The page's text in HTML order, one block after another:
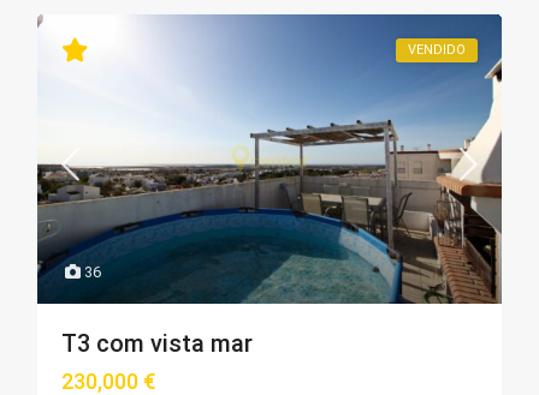
36
VENDIDO
T3 com vista mar
230,000 €